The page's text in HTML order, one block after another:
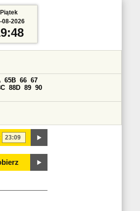
65B 66 67
88D 89 90
Piątek
08-2026